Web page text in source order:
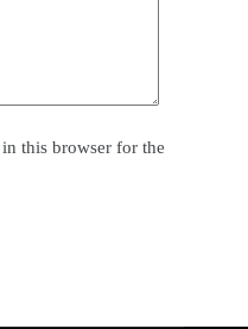
this browser for the